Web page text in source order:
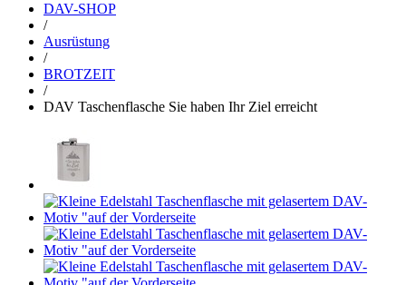
DAV-SHOP
/
Ausrüstung
/
BROTZEIT
/
DAV Taschenflasche Sie haben Ihr Ziel erreicht